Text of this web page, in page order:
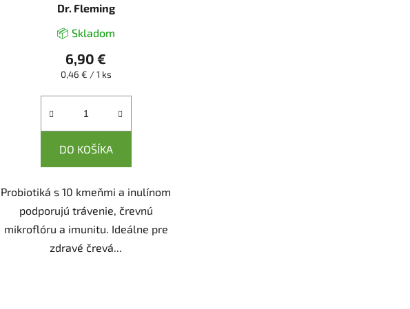
Dr. Fleming
📦 Skladom
6,90 €
Jednotková
0,46 € / 1 ks
DO KOŠÍKA
Probiotiká s 10 kmeňmi a inulínom
podporujú trávenie, črevnú
mikroflóru a imunitu. Ideálne pre
zdravé črevá...